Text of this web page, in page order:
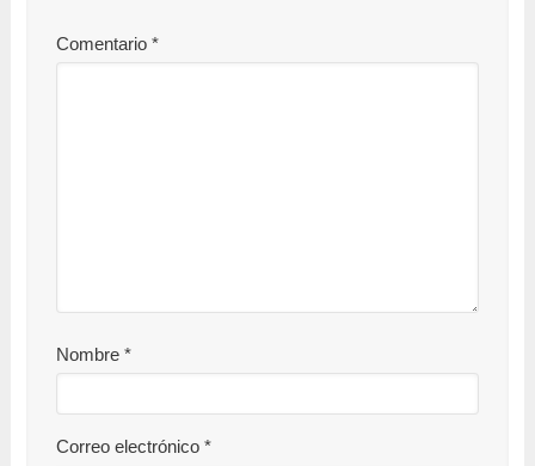
Comentario *
Nombre *
Correo electrónico *